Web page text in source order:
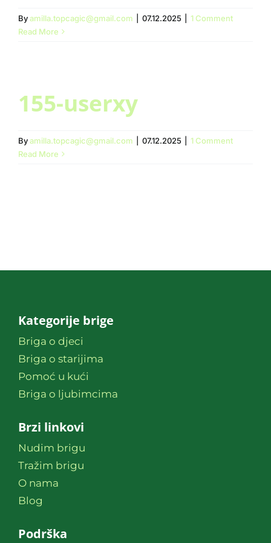
Moj nalog
Byamilla.topcagic@gmail.com 07.12.2025
1 Comment
Read More
155-userxy
Byamilla.topcagic@gmail.com 07.12.2025
1 Comment
Read More
Kategorije brige
Briga o djeci
Briga o starijima
Pomoć u kući
Briga o ljubimcima
Brzi linkovi
Nudim brigu
Tražim brigu
O nama
Blog
Podrška